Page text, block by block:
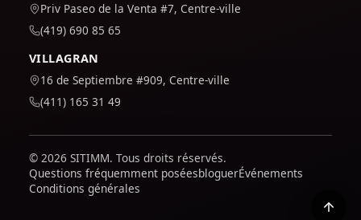
Priv Paseo de la Venta #7, Centre-ville
(419) 690 85 65
VILLAGRAN
16 de Septiembre #909, Centre-ville
(411) 165 31 49
© 2026 SITIMM. Tous droits réservés.
Questions fréquemment poséesbloguerÉvénements
Conditions générales